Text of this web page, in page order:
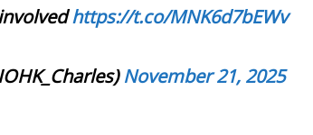
https://t.co/MNK6d7bEWv
November 21, 2025